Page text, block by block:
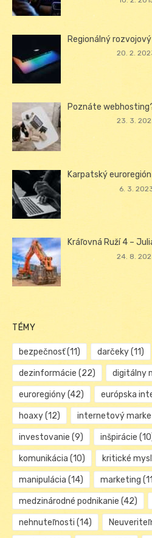
Regionálný
20. 2.
Poznáte
23. 3.
Karpatský euroregión
6. 3.
Kráľovná Ruží 4 –
24. 8.
TÉMY
bezpečnosť(11) darčeky(11)
dezinformácie (22) digitálny
euroregióny(42) európska
hoaxy(12) internetový
investovanie (9) inšpirácie
komunikácia (10) kritické
manipulácia (14) marketing
medzinárodné podnikanie (42)
nehnuteľnosti (14)